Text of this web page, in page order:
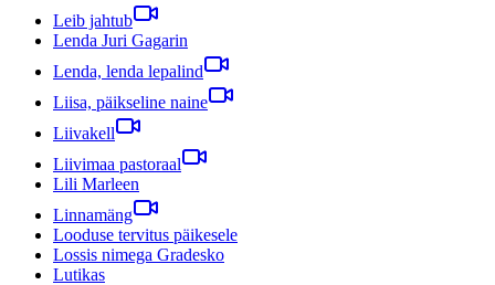
Leib jahtub
Lenda Juri Gagarin
Lenda, lenda lepalind
Liisa, päikseline naine
Liivakell
Liivimaa pastoraal
Lili Marleen
Linnamäng
Looduse tervitus päikesele
Lossis nimega Gradesko
Lutikas